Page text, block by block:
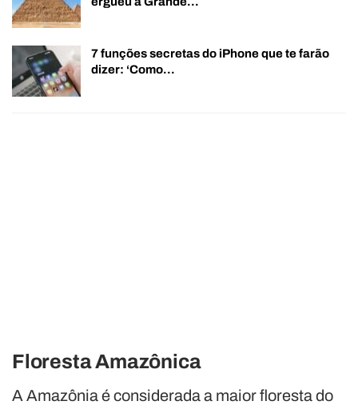
7 funções secretas do iPhone que te farão
dizer: ‘Como…
Floresta Amazônica
A Amazônia é considerada a maior floresta do